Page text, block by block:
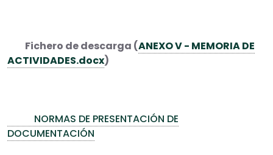
Fichero de descarga (ANEXO V - MEMORIA DE
ACTIVIDADES.docx)
NORMAS DE PRESENTACIÓN DE
DOCUMENTACIÓN